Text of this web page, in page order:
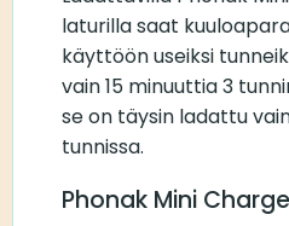
laturilla saat
käyttöön useiksi
vain 15 minuuttia 3
se on täysin ladattu
tunnissa.
Phonak Mini